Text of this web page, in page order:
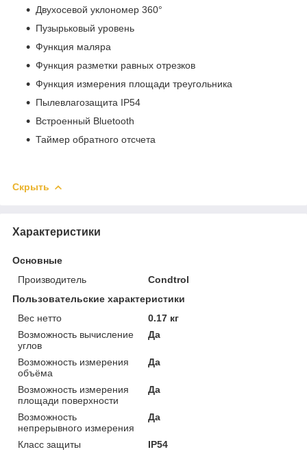
Двухосевой уклономер 360°
Пузырьковый уровень
Функция маляра
Функция разметки равных отрезков
Функция измерения площади треугольника
Пылевлагозащита IP54
Встроенный Bluetooth
Таймер обратного отсчета
Скрыть
Характеристики
Основные
Производитель
Condtrol
Пользовательские характеристики
Вес нетто
0.17 кг
Возможность вычисление
углов
Да
Возможность измерения
объёма
Да
Возможность измерения
площади поверхности
Да
Возможность
непрерывного измерения
Да
Класс защиты
IP54